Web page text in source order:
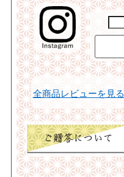
全商品レビューを見る